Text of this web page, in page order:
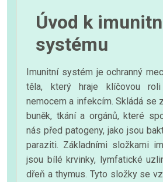
Úvod k
systému
Imunitní systém je ochranný
těla, který hraje klíčovou
nemocem a infekcím. Skládá se
buněk, tkání a orgánů, které
nás před patogeny, jako jsou
paraziti. Základními složkami
jsou bílé krvinky, lymfatické
dřeň a thymus. Tyto složky se